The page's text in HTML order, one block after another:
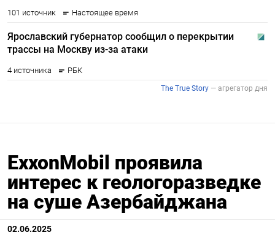
ExxonMobil проявила
интерес к геологоразведке
на суше Азербайджана
02.06.2025